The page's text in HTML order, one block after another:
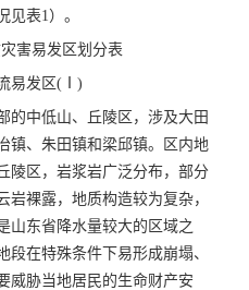
见表1）。
害易发区划分表
易发区(Ⅰ)
的中低山、丘陵区，涉及大田
镇、朱田镇和梁邱镇。区内地
陵区，岩浆岩广泛分布，部分
岩裸露，地质构造较为复杂，
山东省降水量较大的区域之
段在特殊条件下易形成崩塌、
威胁当地居民的生命财产安